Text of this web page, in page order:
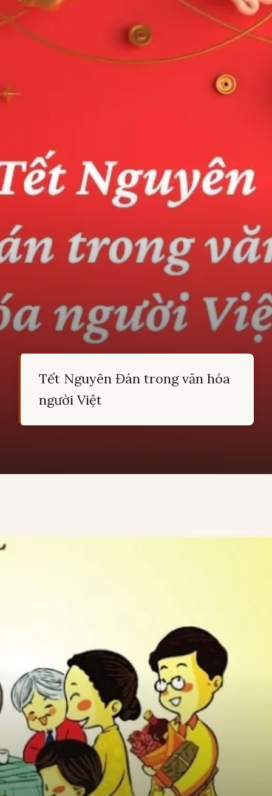
Đang mở https://hocsinhgioi.vn/ca-dao-ve-tet-nguyen-dan
Tết Nguyên Đán trong văn hóa
người Việt